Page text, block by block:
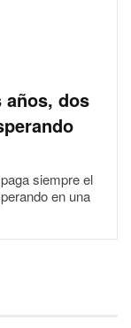
años, dos
siempre el
en una